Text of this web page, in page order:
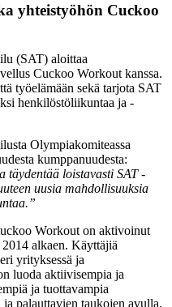
yhteistyöhön Cuckoo
(SAT) aloittaa
Cuckoo Workout kanssa.
työelämään sekä tarjota SAT
henkilöstöliikuntaa ja -
Olympiakomiteassa
kumppanuudesta:
täydentää loistavasti SAT -
uusia mahdollisuuksia
Workout on aktivoinut
alkaen. Käyttäjiä
yrityksessä ja
luoda aktiivisempia ja
ja tuottavampia
palauttavien taukojen avulla.